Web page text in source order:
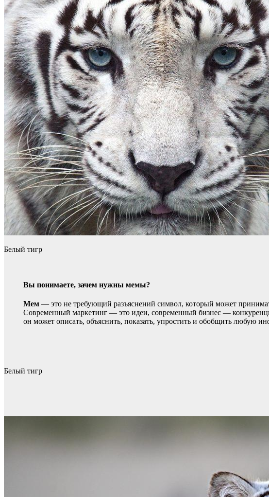
Белый тигр
Вы понимаете, зачем нужны мемы?
Мем — это не требующий разъяснений символ, который может
Современный маркетинг — это идеи, современный бизнес —
он может описать, объяснить, показать, упростить и обобщить любую
Белый тигр